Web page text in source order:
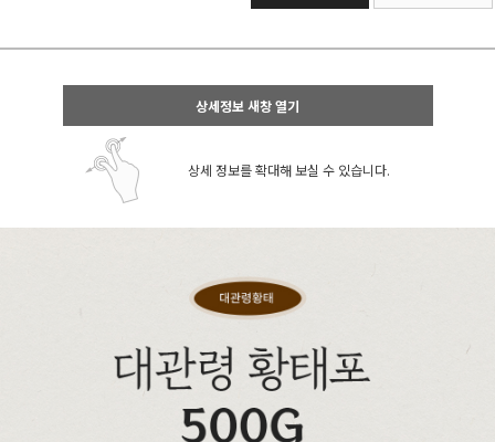
상세정보 새창 열기
상세 정보를 확대해 보실 수 있습니다.